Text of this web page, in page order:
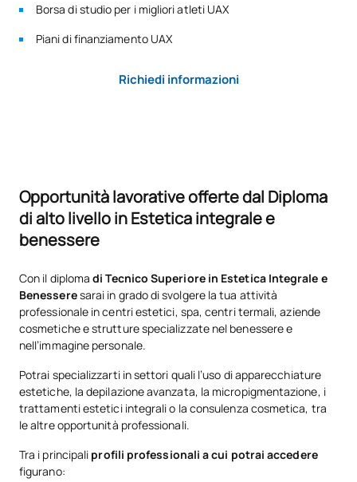
Borsa di studio per i migliori atleti UAX
Piani di finanziamento UAX
Richiedi informazioni
Opportunità lavorative offerte dal Diploma
di alto livello in Estetica integrale e
benessere
Con il diplomadi Tecnico Superiore in Estetica Integrale e
Benesseresarai in grado di svolgere la tua attività
professionale in centri estetici, spa, centri termali, aziende
cosmetiche e strutture specializzate nel benessere e
nell’immagine personale.
Potrai specializzarti in settori quali l’uso di apparecchiature
estetiche, la depilazione avanzata, la micropigmentazione, i
trattamenti estetici integrali o la consulenza cosmetica, tra
le altre opportunità professionali.
Tra i principali profili professionali a cui potrai accedere
figurano: